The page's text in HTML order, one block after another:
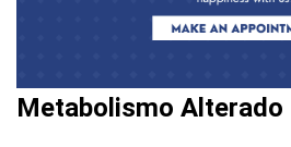
Metabolismo Alterado